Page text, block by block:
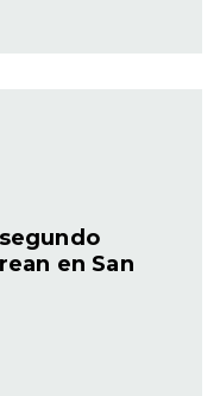
en San